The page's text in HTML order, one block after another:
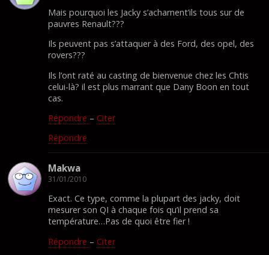
Mais pourquoi les Jacky s’acharnent’ils tous sur de
pauvres Renault???
Ils peuvent pas s’attaquer à des Ford, des opel, des
rovers???
Ils l’ont raté au casting de bienvenue chez les Chtis
celui-là? il est plus marrant que Dany Boon en tout
cas.
Répondre – Citer
Répondre
Makwa
31/01/2010
Exact. Ce type, comme la plupart des jacky, doit
mesurer son QI à chaque fois qu’il prend sa
température…Pas de quoi être fier !
Répondre – Citer